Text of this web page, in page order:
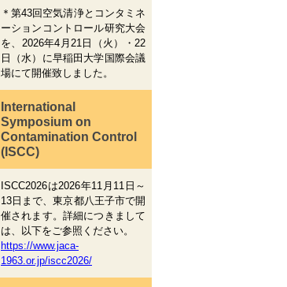
＊第43回空気清浄とコンタミネ
ーションコントロール研究大会
を、2026年4月21日（火）・22
日（水）に早稲田大学国際会議
場にて開催致しました。
International
Symposium on
Contamination Control
(ISCC)
ISCC2026は2026年11月11日～
13日まで、東京都八王子市で開
催されます。詳細につきまして
は、以下をご参照ください。
https://www.jaca-
1963.or.jp/iscc2026/